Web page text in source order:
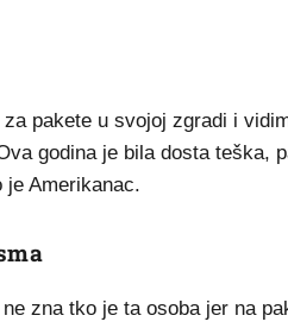
pakete u svojoj zgradi i
godina je bila dosta teška,
je Amerikanac.
zna tko je ta osoba jer na